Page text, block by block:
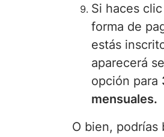
Si haces
forma de
estás
aparecerá
opción para
mensuales.
O bien, podrías